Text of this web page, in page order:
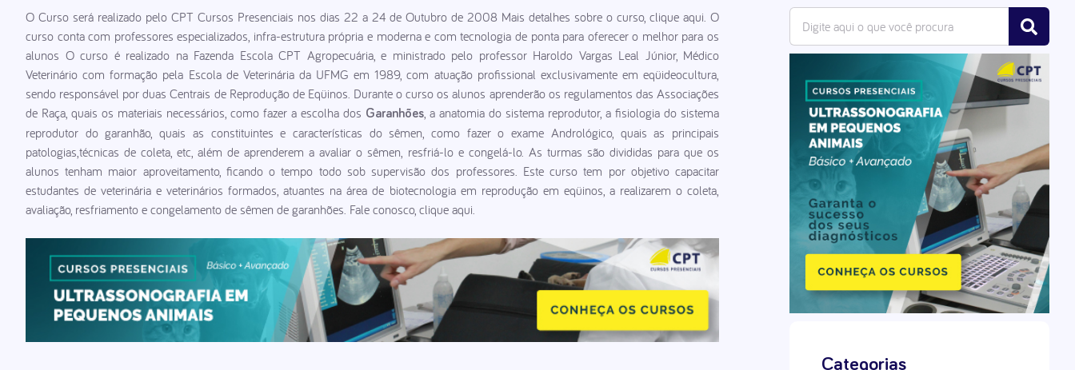
O Curso será realizado pelo CPT Cursos Presenciais nos dias 22 a 24 de Outubro de 2008 Mais detalhes sobre o curso, clique aqui. O
curso conta com professores especializados, infra-estrutura própria e moderna e com tecnologia de ponta para oferecer o melhor para os
alunos O curso é realizado na Fazenda Escola CPT Agropecuária, e ministrado pelo professor Haroldo Vargas Leal Júnior, Médico
Veterinário com formação pela Escola de Veterinária da UFMG em 1989, com atuação profissional exclusivamente em eqüideocultura,
sendo responsável por duas Centrais de Reprodução de Eqüinos. Durante o curso os alunos aprenderão os regulamentos das Associações
de Raça, quais os materiais necessários, como fazer a escolha dos Garanhões, a anatomia do sistema reprodutor, a fisiologia do sistema
reprodutor do garanhão, quais as constituintes e características do sêmen, como fazer o exame Andrológico, quais as principais
patologias,técnicas de coleta, etc, além de aprenderem a avaliar o sêmen, resfriá-lo e congelá-lo. As turmas são divididas para que os
alunos tenham maior aproveitamento, ficando o tempo todo sob supervisão dos professores. Este curso tem por objetivo capacitar
estudantes de veterinária e veterinários formados, atuantes na área de biotecnologia em reprodução em eqüinos, a realizarem o coleta,
avaliação, resfriamento e congelamento de sêmen de garanhões. Fale conosco, clique aqui.
Categorias